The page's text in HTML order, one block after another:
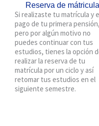
Reserva de mátricula
Si realizaste tu matrícula y
pago de tu primera pensión,
pero por algún motivo no
puedes continuar con tus
estudios, tienes la opción
realizar la reserva de tu
matrícula por un ciclo y así
retomar tus estudios en el
siguiente semestre.